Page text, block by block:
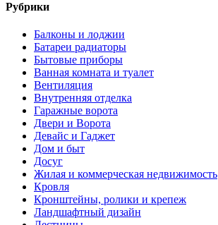
Рубрики
Балконы и лоджии
Батареи радиаторы‎
Бытовые приборы
Ванная комната и туалет
Вентиляция
Внутренняя отделка
Гаражные ворота
Двери и Ворота
Девайс и Гаджет
Дом и быт
Досуг
Жилая и коммерческая недвижимость
Кровля
Кронштейны, ролики и крепеж
Ландшафтный дизайн